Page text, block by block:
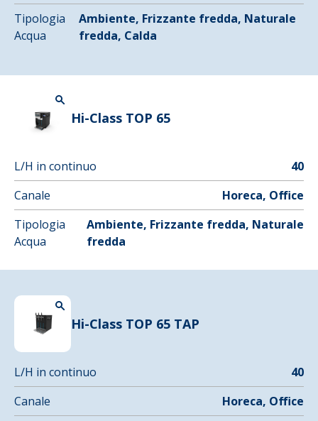
Tipologia
Acqua
Ambiente, Frizzante fredda, Naturale
fredda, Calda
Hi-Class TOP 65
L/H in continuo
40
Canale
Horeca, Office
Tipologia
Acqua
Ambiente, Frizzante fredda, Naturale
fredda
Hi-Class TOP 65 TAP
L/H in continuo
40
Canale
Horeca, Office